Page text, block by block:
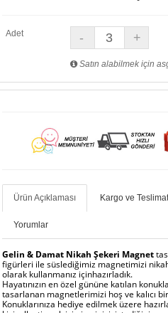
Adet
Satın alabilmek için
Ürün Açıklaması Kargo ve Teslimat
Yorumlar
Gelin & Damat Nikah Şekeri Magnet
figürleri ile süslediğimiz magnetimizi
olarak kullanmanız içinhazırladık.
Hayatınızın en özel gününe katılan
tasarlanan magnetlerimizi hoş ve kalıcı
Konuklarınıza hediye edilmek üzere